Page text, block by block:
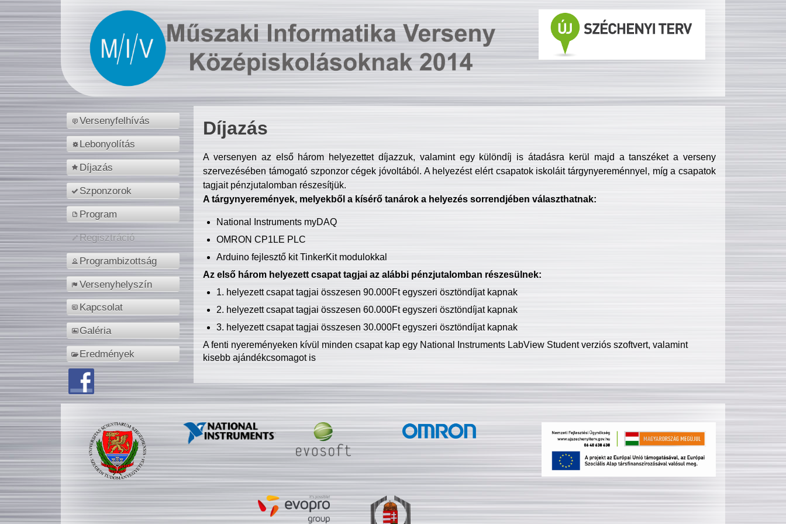
Versenyfelhívás
Lebonyolítás
Díjazás
Szponzorok
Program
Regisztráció
Programbizottság
Versenyhelyszín
Kapcsolat
Galéria
Eredmények
Díjazás
A versenyen az első három helyezettet díjazzuk, valamint egy különdíj is átadásra kerül majd a tanszéket a verseny
szervezésében támogató szponzor cégek jóvoltából. A helyezést elért csapatok iskoláit tárgynyereménnyel, míg a csapatok
tagjait pénzjutalomban részesítjük.
A tárgynyeremények, melyekből a kísérő tanárok a helyezés sorrendjében választhatnak:
National Instruments myDAQ
OMRON CP1LE PLC
Arduino fejlesztő kit TinkerKit modulokkal
Az első három helyezett csapat tagjai az alábbi pénzjutalomban részesülnek:
1. helyezett csapat tagjai összesen 90.000Ft egyszeri ösztöndíjat kapnak
2. helyezett csapat tagjai összesen 60.000Ft egyszeri ösztöndíjat kapnak
3. helyezett csapat tagjai összesen 30.000Ft egyszeri ösztöndíjat kapnak
A fenti nyereményeken kívül minden csapat kap egy National Instruments LabView Student verziós szoftvert, valamint
kisebb ajándékcsomagot is